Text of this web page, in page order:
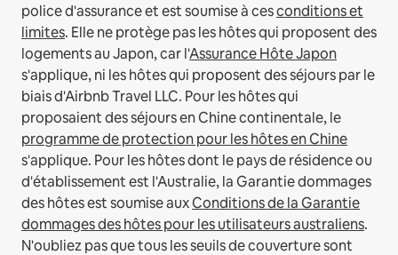
police d'assurance et est soumise à cesconditions et
limites. Elle ne protège pas les hôtes qui proposent des
logements au Japon, car l'Assurance Hôte Japon
s'applique, ni les hôtes qui proposent des séjours par le
biais d'Airbnb Travel LLC. Pour les hôtes qui
proposaient des séjours en Chine continentale, le
programme de protection pour les hôtes en Chine
s'applique. Pour les hôtes dont le pays de résidence ou
d'établissement est l'Australie, la Garantie dommages
des hôtes est soumise auxConditions de la Garantie
dommages des hôtes pour les utilisateurs australiens.
N'oubliez pas que tous les seuils de couverture sont